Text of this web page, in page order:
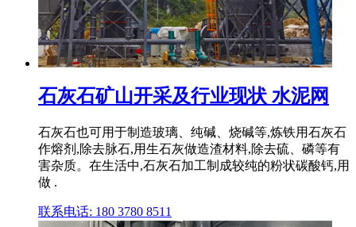
石灰石矿山开采及行业现状 水泥网
石灰石也可用于制造玻璃、纯碱、烧碱等,炼铁用石灰石
作熔剂,除去脉石,用生石灰做造渣材料,除去硫、磷等有
害杂质。在生活中,石灰石加工制成较纯的粉状碳酸钙,用
做 .
联系电话: 180 3780 8511